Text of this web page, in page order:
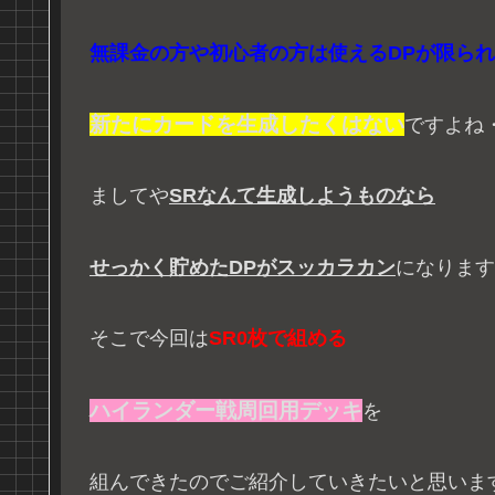
無課金の方や初心者の方は使えるDPが限ら
新たにカードを生成したくはないですよね
ましてやSRなんて生成しようものなら
せっかく貯めたDPがスッカラカンになります
そこで今回はSR0枚で組める
ハイランダー戦周回用デッキを
組んできたのでご紹介していきたいと思いま